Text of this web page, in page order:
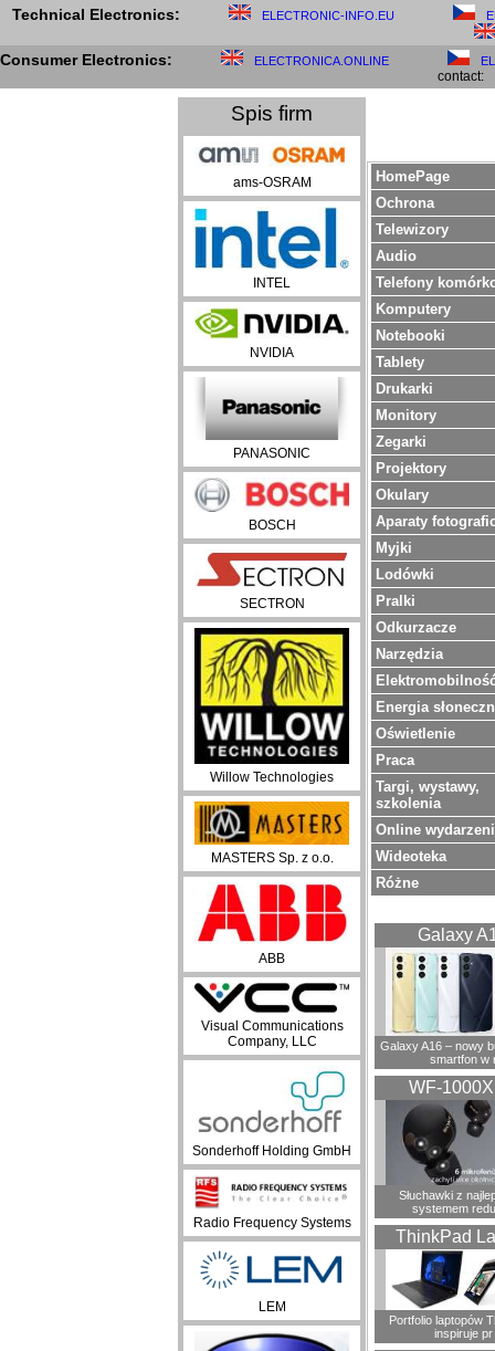
Technical Electronics: ELECTRONIC-INFO.EU
Consumer Electronics: ELECTRONICA.ONLINE
contact:
Spis firm
ams-OSRAM
INTEL
NVIDIA
PANASONIC
BOSCH
SECTRON
Willow Technologies
MASTERS Sp. z o.o.
ABB
Visual Communications
Company, LLC
Sonderhoff Holding GmbH
Radio Frequency Systems
LEM
HomePage
Ochrona
Telewizory
Audio
Telefony
Komputery
Notebooki
Tablety
Drukarki
Monitory
Zegarki
Projektory
Okulary
Aparaty
Myjki
Lodówki
Pralki
Odkurzacze
Narzędzia
Energia
Oświetlenie
Praca
Targi, wystawy,
szkolenia
Online
Wideoteka
Różne
Galaxy
Galaxy A16 – nowy
smartfon w
WF-
Słuchawki z
systemem
ThinkPad
Portfolio laptopów
inspiruje pr